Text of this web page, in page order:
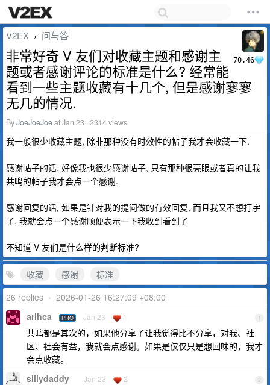
70.46
V2EX › 问与答
非常好奇 V 友们对收藏主题和感谢主
题或者感谢评论的标准是什么? 经常能
看到一些主题收藏有十几个, 但是感谢寥寥
无几的情况.
ByJoeJoeJoeat Jan 23 · 2314 views
我一般很少收藏主题, 除非那种没有时效性的帖子我才会收藏一下.
感谢帖子的话, 好像我也很少感谢帖子, 只有那种很亮眼或者真的让我
共鸣的帖子我才会点一个感谢.
感谢回复的话, 如果是针对我的提问做的有效回复, 而且我又不想打字
了, 我就会点一个感谢顺便表示一下我收到看到了
不知道 V 友们是什么样的判断标准?
收藏 感谢
标准
26 replies • 2026-01-26 16:27:09 +08:00
1
arihca PRO Jan 23 1
共鸣都是其次的，如果他分享了让我觉得比不分享，对我、社
区、社会有益，我就会点感谢。如果是仅仅只是想回味的，我才
会点收藏。
2
sillydaddy Jan 23 2